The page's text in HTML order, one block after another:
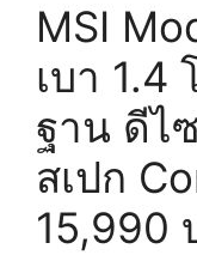
MSI
เบา 1.4
ฐาน ดีไ
สเปก
15,990